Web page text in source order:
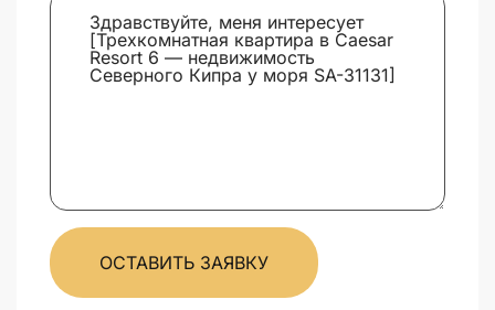
ОСТАВИТЬ ЗАЯВКУ